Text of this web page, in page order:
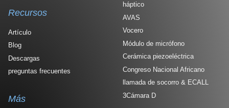
háptico
AVAS
Vocero
Módulo de micrófono
Cerámica piezoeléctrica
Congreso Nacional Africano
llamada de socorro & ECALL
3Cámara D
Recursos
Artículo
Blog
Descargas
preguntas frecuentes
Más